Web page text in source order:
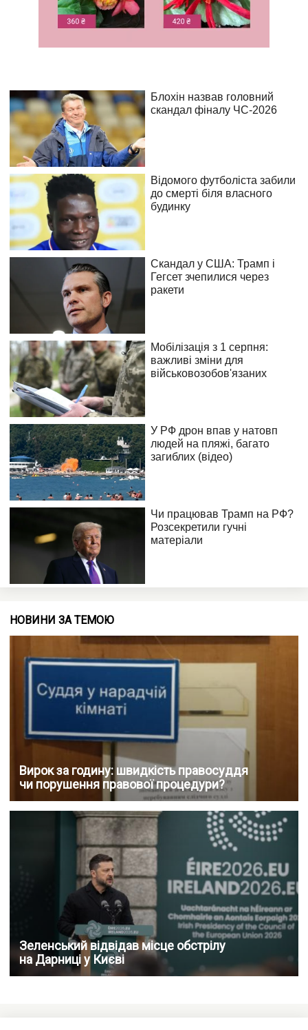
НОВИНИ ЗА ТЕМОЮ
Вирок за годину: швидкість правосуддя
чи порушення правової процедури?
Зеленський відвідав місце обстрілу
на Дарниці у Києві